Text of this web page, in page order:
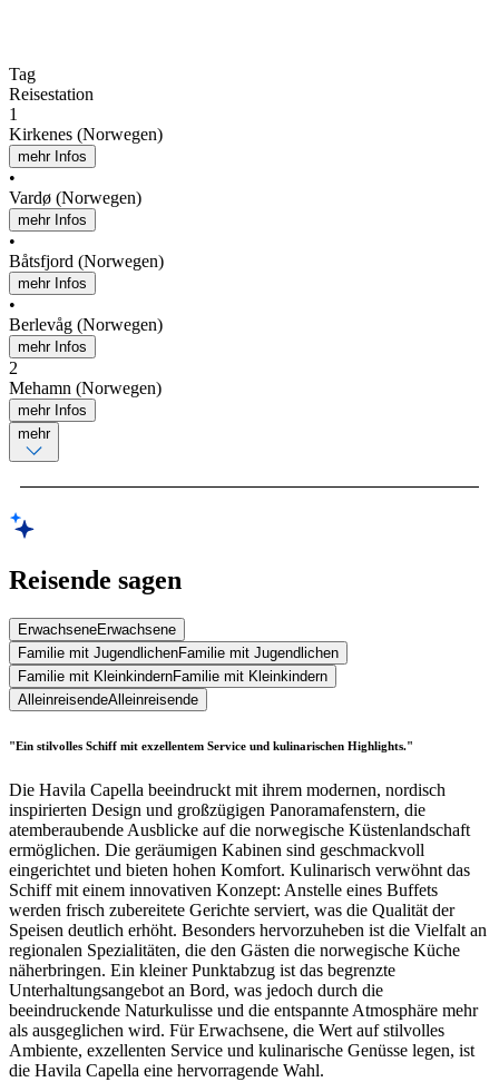
Tag
Reisestation
1
Kirkenes (Norwegen)
mehr Infos
•
Vardø (Norwegen)
mehr Infos
•
Båtsfjord (Norwegen)
mehr Infos
•
Berlevåg (Norwegen)
mehr Infos
2
Mehamn (Norwegen)
mehr Infos
mehr
Reisende sagen
ErwachseneErwachsene
Familie mit JugendlichenFamilie mit Jugendlichen
Familie mit KleinkindernFamilie mit Kleinkindern
AlleinreisendeAlleinreisende
"Ein stilvolles Schiff mit exzellentem Service und kulinarischen Highlights."
Die Havila Capella beeindruckt mit ihrem modernen, nordisch
inspirierten Design und großzügigen Panoramafenstern, die
atemberaubende Ausblicke auf die norwegische Küstenlandschaft
ermöglichen. Die geräumigen Kabinen sind geschmackvoll
eingerichtet und bieten hohen Komfort. Kulinarisch verwöhnt das
Schiff mit einem innovativen Konzept: Anstelle eines Buffets
werden frisch zubereitete Gerichte serviert, was die Qualität der
Speisen deutlich erhöht. Besonders hervorzuheben ist die Vielfalt an
regionalen Spezialitäten, die den Gästen die norwegische Küche
näherbringen. Ein kleiner Punktabzug ist das begrenzte
Unterhaltungsangebot an Bord, was jedoch durch die
beeindruckende Naturkulisse und die entspannte Atmosphäre mehr
als ausgeglichen wird. Für Erwachsene, die Wert auf stilvolles
Ambiente, exzellenten Service und kulinarische Genüsse legen, ist
die Havila Capella eine hervorragende Wahl.